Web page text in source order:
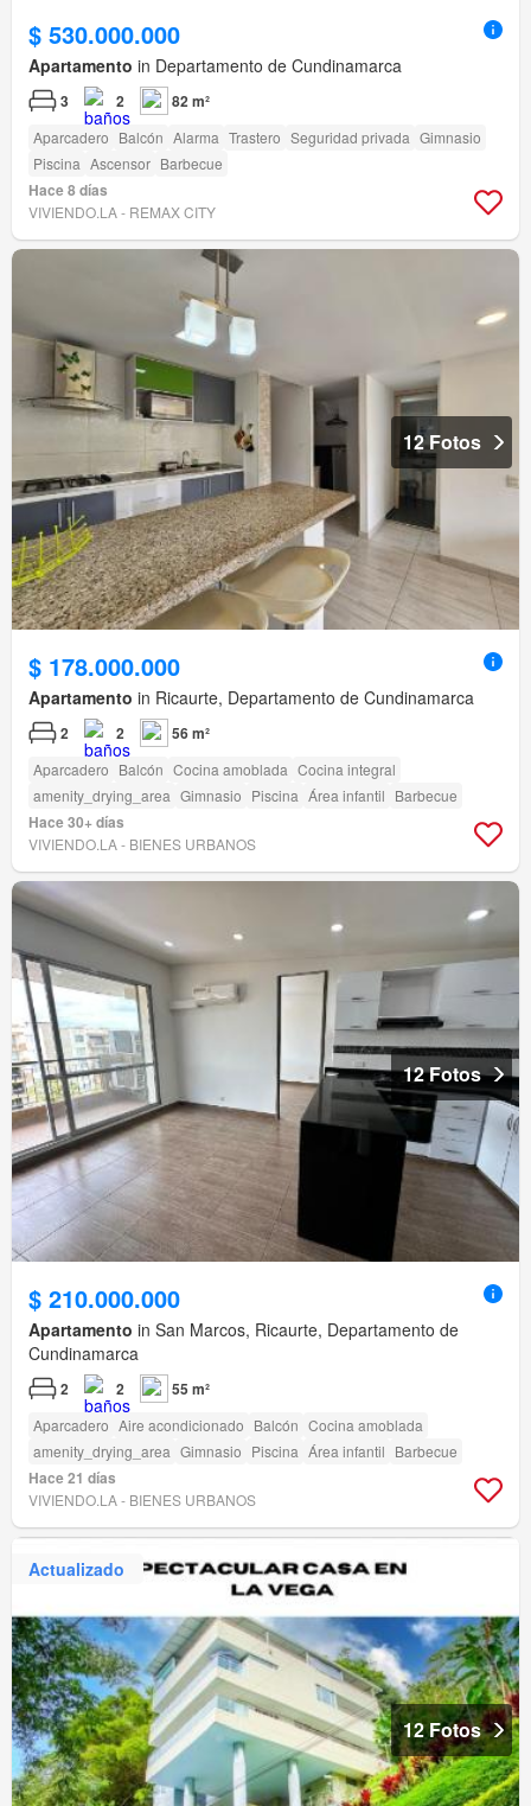
$ 530.000.000
Apartamento in Departamento de Cundinamarca
3 2 82 m²
Aparcadero Balcón Alarma Trastero Seguridad privada Gimnasio
Piscina Ascensor Barbecue
Hace 8 días
VIVIENDO.LA - REMAX CITY
12 Fotos
$ 178.000.000
Apartamento in Ricaurte, Departamento de Cundinamarca
2 2 56 m²
Aparcadero Balcón Cocina amoblada Cocina integral
amenity_drying_area Gimnasio Piscina Área infantil Barbecue
Hace 30+ días
VIVIENDO.LA - BIENES URBANOS
12 Fotos
$ 210.000.000
Apartamento in San Marcos, Ricaurte, Departamento de
Cundinamarca
2 2 55 m²
Aparcadero Aire acondicionado Balcón Cocina amoblada
amenity_drying_area Gimnasio Piscina Área infantil Barbecue
Hace 21 días
VIVIENDO.LA - BIENES URBANOS
Actualizado
12 Fotos